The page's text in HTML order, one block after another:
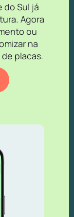
do Sul já
Agora
ou
na
placas.